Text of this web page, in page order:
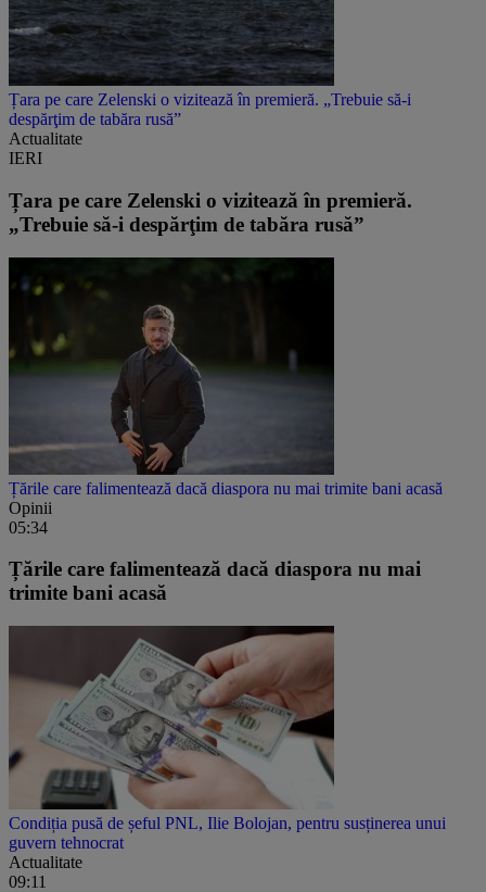
Țara pe care Zelenski o vizitează în premieră. „Trebuie să-i
despărţim de tabăra rusă”
Actualitate
IERI
Țara pe care Zelenski o vizitează în premieră.
„Trebuie să-i despărţim de tabăra rusă”
Țările care falimentează dacă diaspora nu mai trimite bani acasă
Opinii
05:34
Țările care falimentează dacă diaspora nu mai
trimite bani acasă
Condiția pusă de șeful PNL, Ilie Bolojan, pentru susținerea unui
guvern tehnocrat
Actualitate
09:11